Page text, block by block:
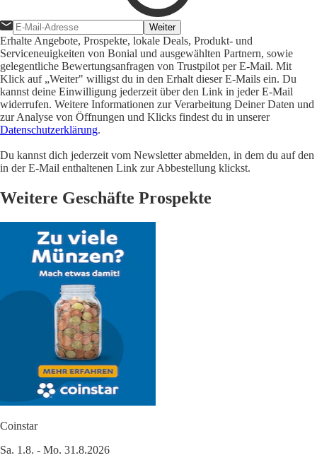
Weiter
Erhalte Angebote, Prospekte, lokale Deals, Produkt- und
Serviceneuigkeiten von Bonial und ausgewählten Partnern, sowie
gelegentliche Bewertungsanfragen von Trustpilot per E-Mail. Mit
Klick auf „Weiter" willigst du in den Erhalt dieser E-Mails ein. Du
kannst deine Einwilligung jederzeit über den Link in jeder E-Mail
widerrufen. Weitere Informationen zur Verarbeitung Deiner Daten und
zur Analyse von Öffnungen und Klicks findest du in unserer
Datenschutzerklärung.
Du kannst dich jederzeit vom Newsletter abmelden, in dem du auf den
in der E-Mail enthaltenen Link zur Abbestellung klickst.
Weitere Geschäfte Prospekte
Coinstar
Sa. 1.8. - Mo. 31.8.2026